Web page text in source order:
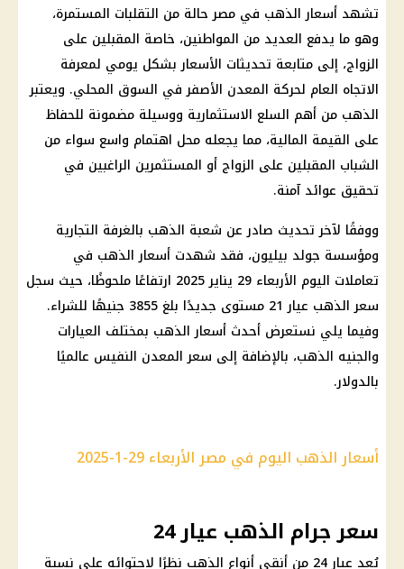
تشهد أسعار الذهب في مصرحالة من التقلبات المستمرة،
وهو ما يدفع العديد من المواطنين، خاصة المقبلين على
الزواج، إلى متابعة تحديثات الأسعاربشكل يومي لمعرفة
الاتجاه العام لحركة المعدن الأصفرفي السوق المحلي. ويعتبر
الذهب من أهم السلع الاستثمارية ووسيلة مضمونة للحفاظ
على القيمة المالية، مما يجعله محل اهتمام واسع سواء من
الشباب المقبلين على الزواج أو المستثمرين الراغبين في
تحقيق عوائد آمنة.
ووفقًا لآخر تحديث صادر عن شعبة الذهب بالغرفة التجارية
ومؤسسة جولد بيليون، فقد شهدت أسعار الذهب في
تعاملات اليوم الأربعاء 29 يناير 2025
ارتفاعًا ملحوظًا، حيث سجل
سعر الذهب عيار 21
مستوى جديدًا بلغ 3855 جنيهًا للشراء.
وفيما يلي نستعرض أحدث أسعار الذهب بمختلف العيارات
والجنيه الذهب، بالإضافة إلى سعرالمعدن النفيس عالميًا
بالدولار.
أسعار الذهب اليوم في مصر الأربعاء 29-1-2025
سعر جرام الذهب عيار 24
يُعد عيار 24 من أنقى أنواع الذهب نظرًا لاحتوائه على نسبة